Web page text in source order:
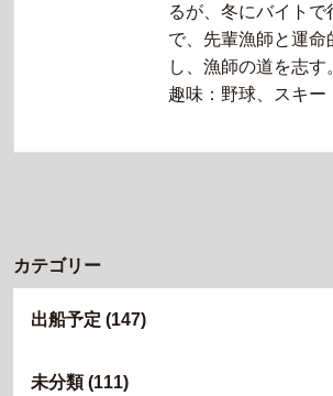
るが、冬にバイト
で、先輩漁師と運命
し、漁師の道を志す
趣味：野球、スキー
カテゴリー
出船予定 (147)
未分類(111)